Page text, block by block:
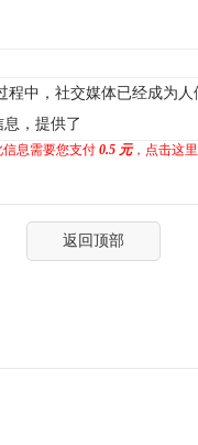
，社交媒体已经成为人
，提供了
信息需要您支付 0.5 元，点击这
返回顶部